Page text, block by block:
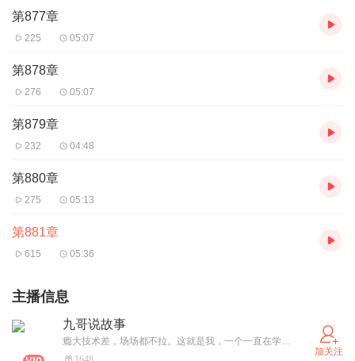
第877章
225 05:07
第878章
276 05:07
第879章
232 04:48
第880章
275 05:13
第881章
615 05:36
主播信息
九哥说故事
瘾大技术差，场场都不拉。这就是我，一个一直在学习路上的小白实习主播。
加关注